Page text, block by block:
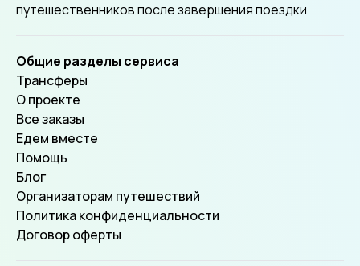
путешественников после завершения поездки
Общие разделы сервиса
Трансферы
О проекте
Все заказы
Едем вместе
Помощь
Блог
Организаторам путешествий
Политика конфиденциальности
Договор оферты